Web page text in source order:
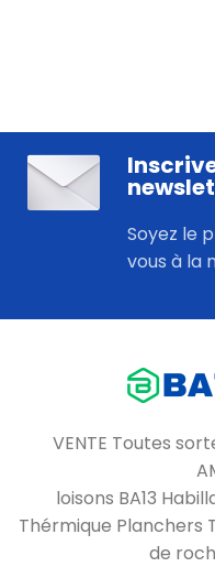
Soyez le
vous à la
VENTE Toutes
loisons BA13
Thérmique Planchers
de